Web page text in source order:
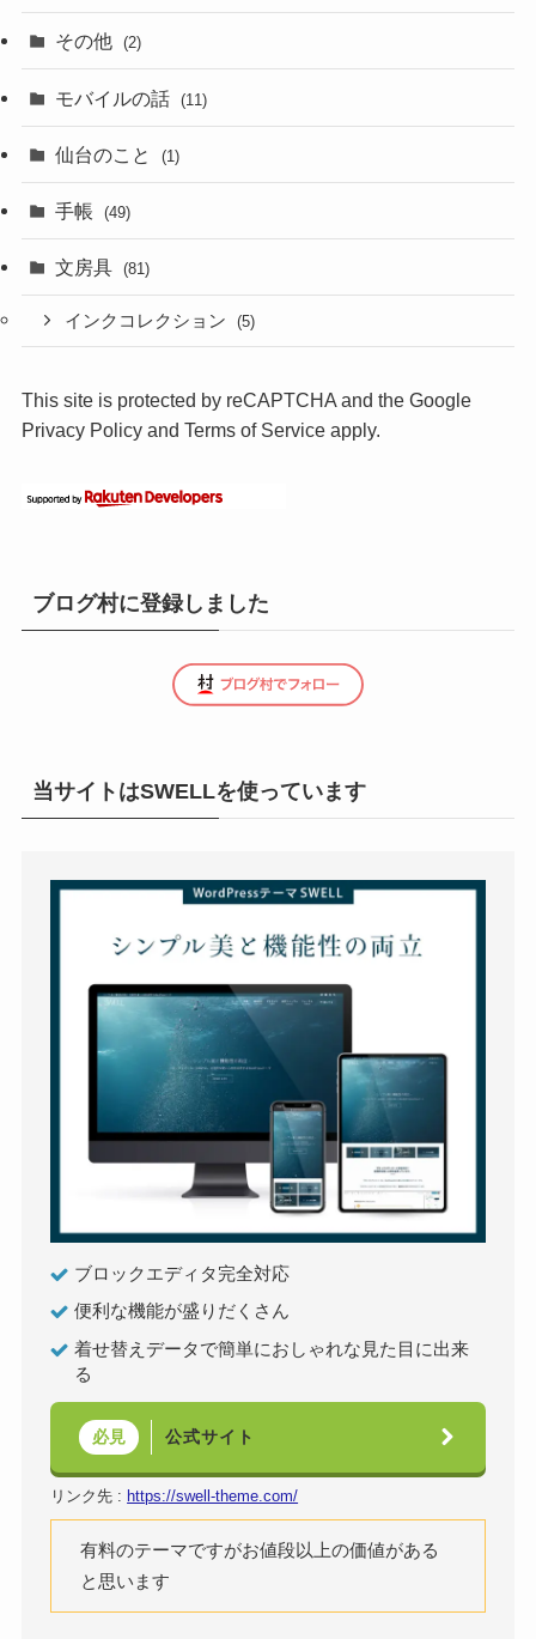
その他 (2)
モバイルの話 (11)
仙台のこと (1)
手帳 (49)
文房具 (81)
インクコレクション (5)
This site is protected by reCAPTCHA and the Google
Privacy Policyand Terms of Serviceapply.
ブログ村に登録しました
当サイトはSWELLを使っています
ブロックエディタ完全対応
便利な機能が盛りだくさん
着せ替えデータで簡単におしゃれな見た目に出来
る
必見 公式サイト
リンク先 : https://swell-theme.com/
有料のテーマですがお値段以上の価値がある
と思います